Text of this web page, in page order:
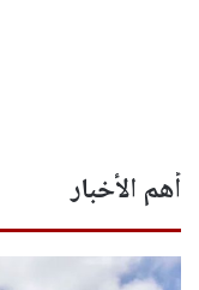
أهم الأخبار